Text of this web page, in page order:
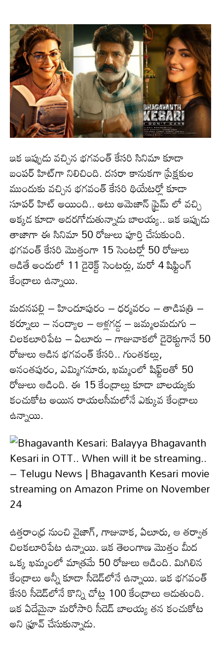
ఇక ఇప్పుడు వచ్చిన భగవంత్ కేసరి సినిమా కూడా
బంపర్ హిట్‌గా నిలిచింది. దసరా కానుకగా ప్రేక్షకుల
ముందుకు వచ్చిన భగవంత్‌ కేసరి థియేటర్లో కూడా
సూపర్ హిట్ అయింది.. అటు అమెజాన్ ప్రైమ్ లో వచ్చి
అక్కడ కూడా అద‌ర‌గోడుతున్నాడు బాలయ్య.. ఇక ఇప్పుడు
తాజాగా ఈ సినిమా 50 రోజులు పూర్తి చేసుకుంది.
భగవంత్‌ కేసరి మొత్తంగా 15 సెంటర్లో 50 రోజులు
ఆడితే అందులో 11 డైరెక్ట్ సెంటర్లు, మరో 4 షిఫ్టింగ్
కేంద్రాలు ఉన్నాయి.
మ‌ద‌న‌ప‌ల్లి – హిందూపురం – ధ‌ర్మ‌వ‌రం – తాడిప‌త్రి –
క‌ర్నూలు – నంద్యాల – ఆళ్ల‌గ‌డ్డ – జ‌మ్మ‌ల‌మ‌డుగు –
చిల‌క‌లూరిపేట – ఏలూరు – గాజువాకలో డైరెక్టుగానే 50
రోజులు ఆడిన భ‌గ‌వంత్ కేస‌రి.. గుంత‌క‌ల్లు,
అనంత‌పురం, ఎమ్మిగనూరు, ఖ‌మ్మంలో షిఫ్ట్‌లతో 50
రోజులు ఆడింది. ఈ 15 కేంద్రాల్లు కూడా బాల‌య్యకు
కంచుకోట అయిన రాయ‌ల‌సీమ‌లోనే ఎక్కువ కేంద్రాలు
ఉన్నాయి.
ఉత్త‌రాంధ్ర నుంచి వైజాగ్, గాజువాక‌, ఏలూరు, ఆ త‌ర్వాత
చిల‌క‌లూరిపేట ఉన్నాయి. ఇక తెలంగాణ మొత్తం మీద
ఒక్క ఖ‌మ్మంలో మాత్ర‌మే 50 రోజులు ఆడింది. మిగిలిన
కేంద్రాలు అన్నీ కూడా సీడెడ్‌లోనే ఉన్నాయి. ఇక భ‌గ‌వంత్
కేస‌రి సీడెడ్‌లోనే కొన్ని చోట్ల 100 కేంద్రాలు ఆడుతుంది.
ఇక ఏదేమైనా మ‌రోసారి సీడెడ్ బాల‌య్య త‌న‌ కంచుకోట
అని ఫ్రూవ్ చేసుకున్నాడు.